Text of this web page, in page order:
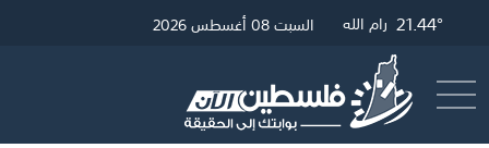
27.1° غزة21.68° القدس 21.44° رام الله السبت 08 أغسطس 2026